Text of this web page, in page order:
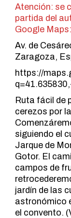
Atención: se
partida del
Google Maps:
Av. de
Zaragoza,
https://
Ruta fácil de
cerezos por
siguiendo el
Jarque de
Gotor. El
campos de
jardín de las
astronómico
el convento.